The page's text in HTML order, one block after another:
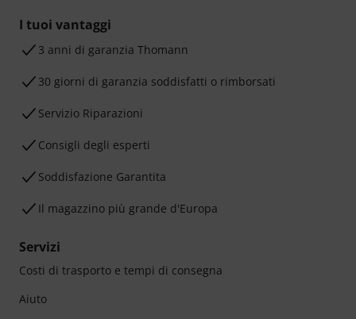
I tuoi vantaggi
3 anni di garanzia Thomann
30 giorni di garanzia soddisfatti o rimborsati
Servizio Riparazioni
Consigli degli esperti
Soddisfazione Garantita
Il magazzino più grande d'Europa
Servizi
Costi di trasporto e tempi di consegna
Aiuto